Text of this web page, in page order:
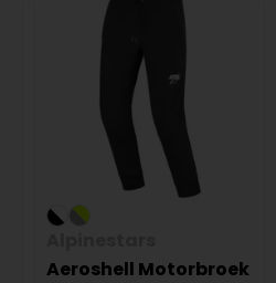
Aeroshell Motorbroek